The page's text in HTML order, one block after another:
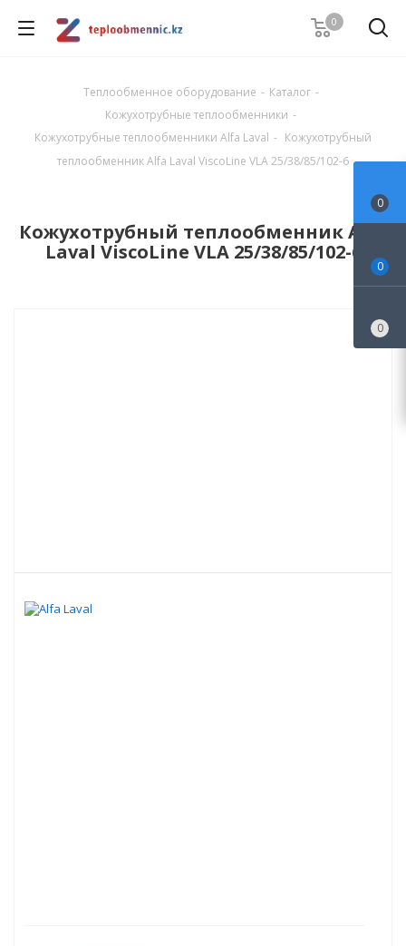
0
Теплообменное оборудование - Каталог -
Кожухотрубные теплообменники -
Кожухотрубные теплообменники Alfa Laval - Кожухотрубный
теплообменник Alfa Laval ViscoLine VLA 25/38/85/102-6
Кожухотрубный теплообменник Alfa
Laval ViscoLine VLA 25/38/85/102-6
0
0
0